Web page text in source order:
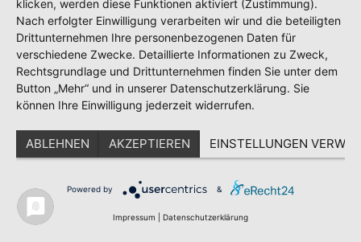
Pee Wee Ellis Assembly -Souljazz und Funk
Neue CD Lutz Krajenski Big Band meets
klicken, werden diese Funktionen aktiviert (Zustimmung).
Nach erfolgter Einwilligung verarbeiten wir und die beteiligten
Drittunternehmen Ihre personenbezogenen Daten für
verschiedene Zwecke. Detaillierte Informationen zu Zweck,
Rechtsgrundlage und Drittunternehmen finden Sie unter dem
Button „Mehr“ und in unserer Datenschutzerklärung. Sie
können Ihre Einwilligung jederzeit widerrufen.
ABLEHNEN AKZEPTIEREN EINSTELLUNGEN
Powered by &
Impressum Datenschutzerklärung